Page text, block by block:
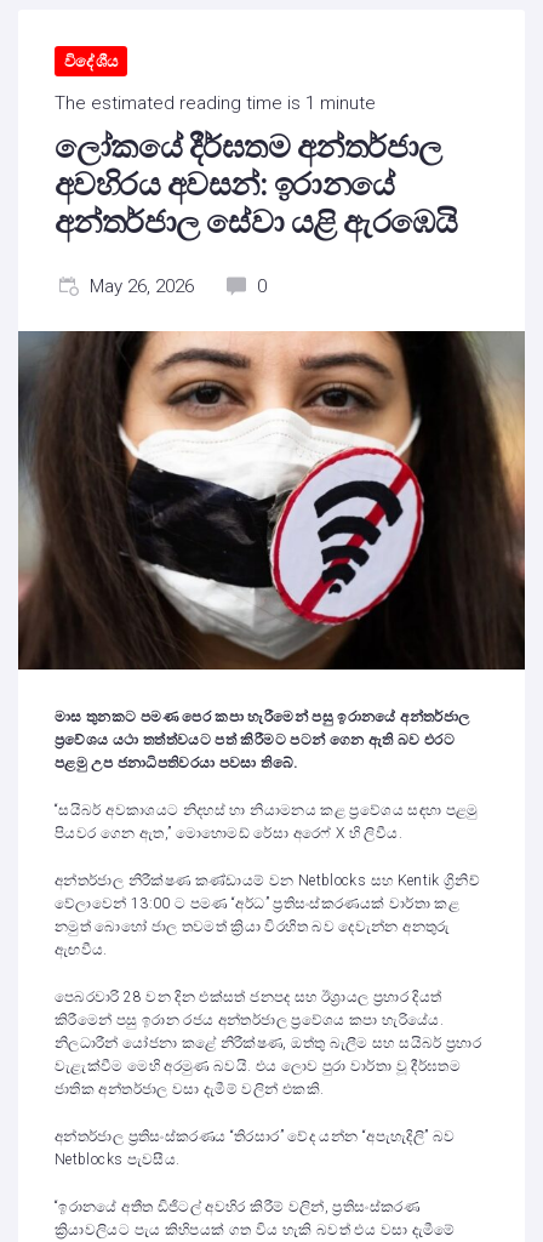
විදේශීය
The estimated reading time is 1 minute
ලෝකයේ දීර්ඝතම අන්තර්ජාල
අවහිරය අවසන්: ඉරානයේ
අන්තර්ජාල සේවා යළි ඇරඹෙයි
May 26, 2026 0
මාස තුනකට පමණ පෙර කපා හැරීමෙන් පසු ඉරානයේ අන්තර්ජාල
ප්‍රවේශය යථා තත්ත්වයට පත් කිරීමට පටන් ගෙන ඇති බව එරට
පළමු උප ජනාධිපතිවරයා පවසා තිබේ.
“සයිබර් අවකාශයට නිදහස් හා නියාමනය කළ ප්‍රවේශය සඳහා පළමු
පියවර ගෙන ඇත,” මොහොමඩ් රේසා අරෙෆ් X හි ලිවීය.
අන්තර්ජාල නිරීක්ෂණ කණ්ඩායම් වන Netblocks සහ Kentik ග්‍රිනිච්
වේලාවෙන් 13:00 ට පමණ “අර්ධ” ප්‍රතිසංස්කරණයක් වාර්තා කළ
නමුත් බොහෝ ජාල තවමත් ක්‍රියා විරහිත බව දෙවැන්න අනතුරු
ඇඟවීය.
පෙබරවාරි 28 වන දින එක්සත් ජනපද සහ ඊශ්‍රායල ප්‍රහාර දියත්
කිරීමෙන් පසු ඉරාන රජය අන්තර්ජාල ප්‍රවේශය කපා හැරියේය.
නිලධාරීන් යෝජනා කළේ නිරීක්ෂණ, ඔත්තු බැලීම සහ සයිබර් ප්‍රහාර
වැළැක්වීම මෙහි අරමුණ බවයි. එය ලොව පුරා වාර්තා වූ දීර්ඝතම
ජාතික අන්තර්ජාල වසා දැමීම් වලින් එකකි.
අන්තර්ජාල ප්‍රතිසංස්කරණය “තිරසාර” වේද යන්න “අපැහැදිලි” බව
Netblocks පැවසීය.
“ඉරානයේ අතීත ඩිජිටල් අවහිර කිරීම් වලින්, ප්‍රතිසංස්කරණ
ක්‍රියාවලියට පැය කිහිපයක් ගත විය හැකි බවත් එය වසා දැමීමේ